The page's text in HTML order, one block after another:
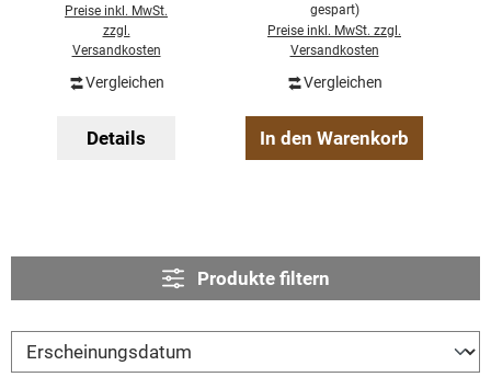
Preise inkl. MwSt.
zzgl.
Versandkosten
Vergleichen
Details
gespart)
Preise inkl. MwSt. zzgl.
Versandkosten
Vergleichen
In den Warenkorb
Produkte filtern